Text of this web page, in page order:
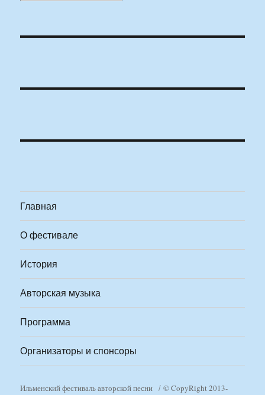
Главная
О фестивале
История
Авторская музыка
Программа
Организаторы и спонсоры
Ильменский фестиваль авторской песни
© CopyRight 2013-